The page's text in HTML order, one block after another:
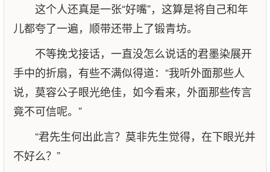
这个人还真是一张“好嘴”，这算是将自己和年
儿都夸了一遍，顺带还带上了锻青坊。
不等挽戈接话，一直没怎么说话的君墨染展开
手中的折扇，有些不满似得道：“我听外面那些人
说，莫容公子眼光绝佳，如今看来，外面那些传言
竟不可信呢。”
“君先生何出此言？莫非先生觉得，在下眼光并
不好么？”